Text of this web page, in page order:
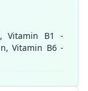
Vitamin B1 -
Vitamin B6 -